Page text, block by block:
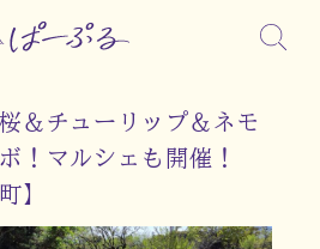
＆チューリップ＆ネモ
！マルシェも開催！
】